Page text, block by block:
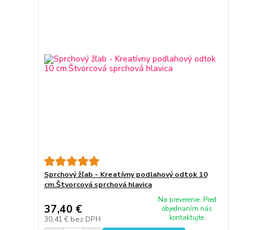
Sprchový žľab - Kreatívny podlahový odtok 10
cm.Štvorcová sprchová hlavica
37,40 €
30,41 € bez DPH
Na preverenie. Pred
objednaním nás
kontaktujte.